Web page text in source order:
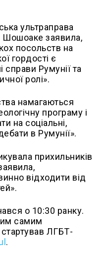
ультраправа
Шошоаке заявила,
посольств на
гордості є
справи Румунії та
ролі».
намагаються
програму і
на соціальні,
в Румунії».
прихильників
відходити від
о 10:30 ранку.
самим
ЛГБТ-
.